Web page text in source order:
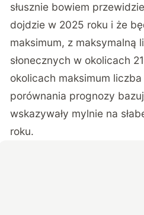
słusznie bowiem
dojdzie w 2025 roku i że
maksimum, z maksymalną
słonecznych w okolicach
okolicach maksimum liczba
porównania prognozy
wskazywały mylnie na
roku.